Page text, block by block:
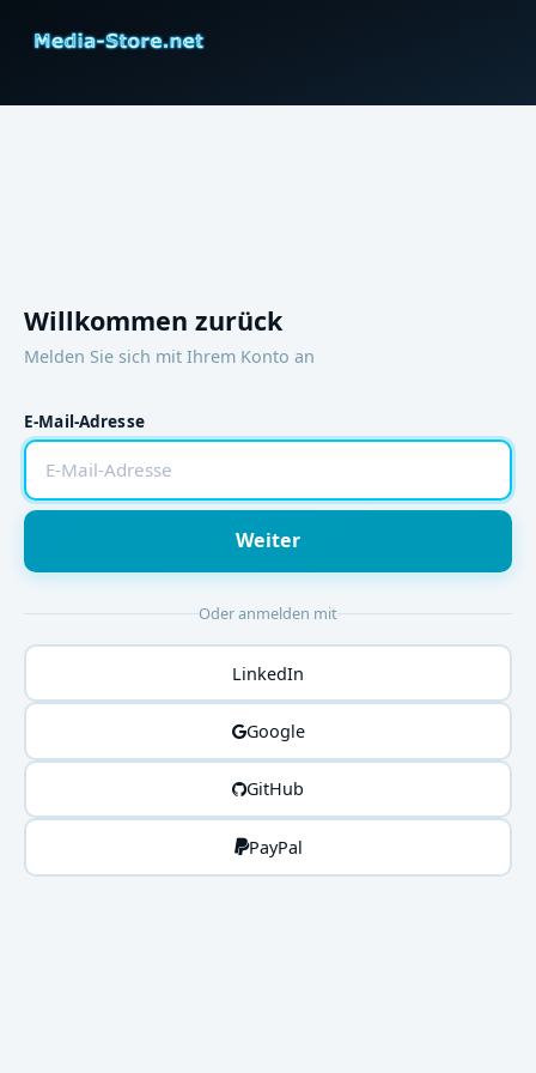
Willkommen zurück
Melden Sie sich mit Ihrem Konto an
E-Mail-Adresse
Weiter
Oder anmelden mit
LinkedIn
Google
GitHub
PayPal